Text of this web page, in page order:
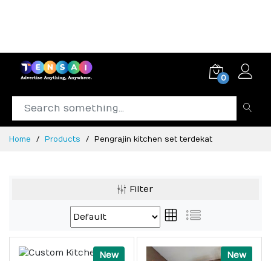
0
Home Products Pengrajin kitchen set terdekat
Filter
New New